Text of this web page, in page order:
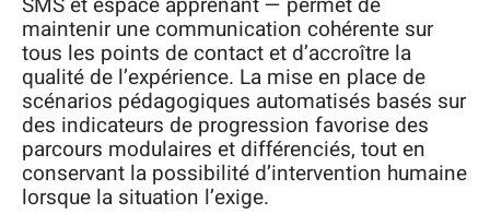
maintenir une communication cohérente sur
tous les points de contact et d’accroître la
qualité de l’expérience. La mise en place de
scénarios pédagogiques automatisés basés sur
des indicateurs de progression favorise des
parcours modulaires et différenciés, tout en
conservant la possibilité d’intervention humaine
lorsque la situation l’exige.